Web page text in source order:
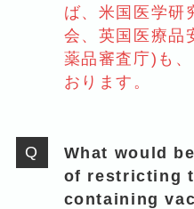
ば、米国医学研
会、英国医療品
薬品審査庁)も
おります。
What would
of restricting
containing